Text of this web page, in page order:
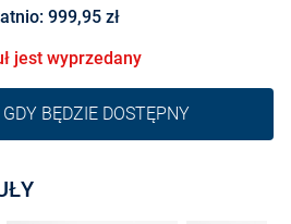
999,95 zł
jest wyprzedany
BĘDZIE DOSTĘPNY